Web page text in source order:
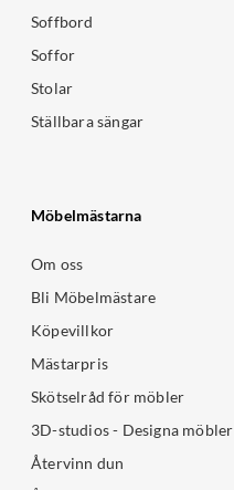
Soffbord
Soffor
Stolar
Ställbara sängar
Möbelmästarna
Om oss
Bli Möbelmästare
Köpevillkor
Mästarpris
Skötselråd för möbler
3D-studios - Designa möbler
Återvinn dun